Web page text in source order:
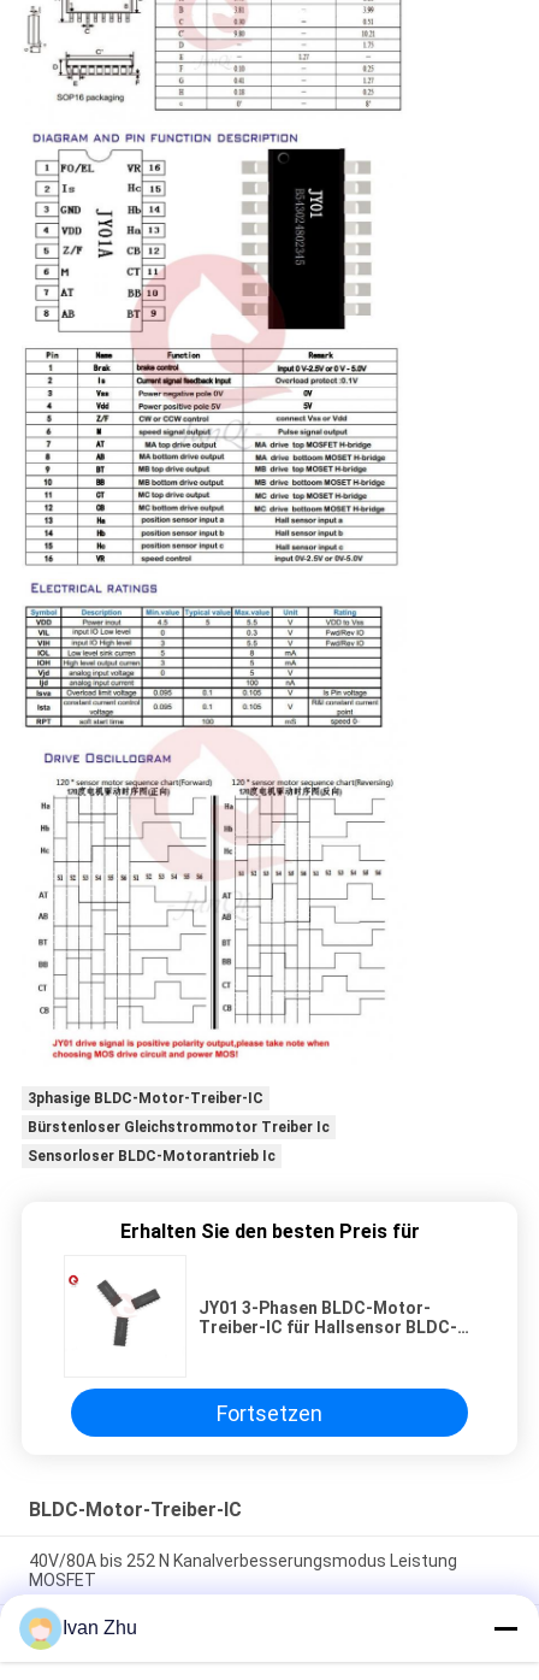
3phasige BLDC-Motor-Treiber-IC
Bürstenloser Gleichstrommotor Treiber Ic
Sensorloser BLDC-Motorantrieb Ic
Erhalten Sie den besten Preis für
JY01 3-Phasen BLDC-Motor-
Treiber-IC für Hallsensor BLDC-
Fortsetzen
BLDC-Motor-Treiber-IC
40V/80A bis 252 N Kanalverbesserungsmodus Leistung
MOSFET
P-Kanal-Erweiterungsmodus Leistungs-MOSFET JY4P7M für
Hochstromlast
Ivan Zhu